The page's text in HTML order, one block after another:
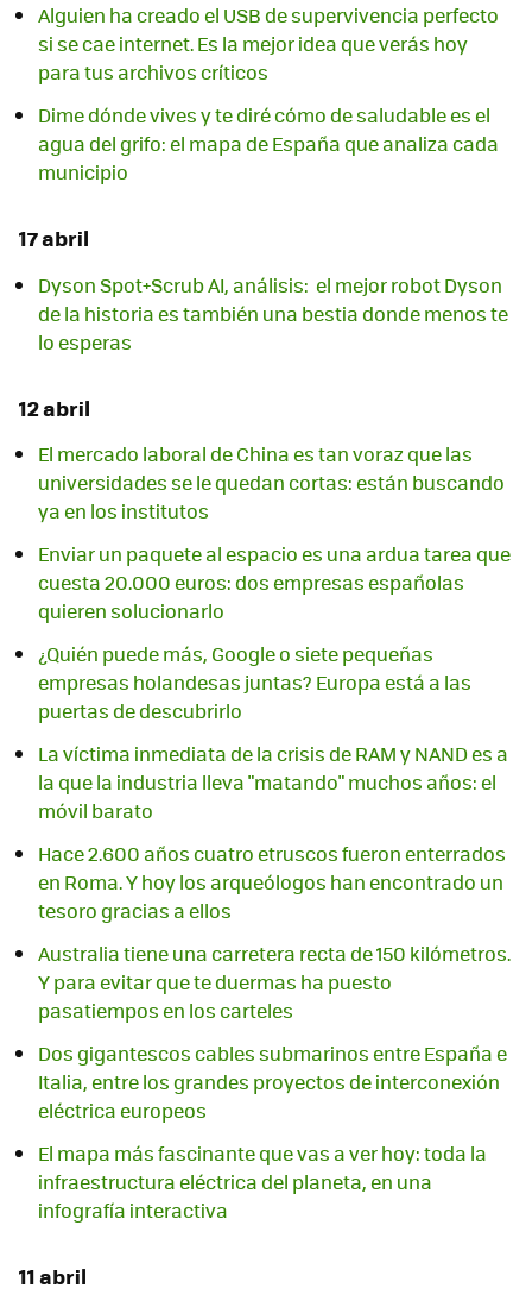
Alguien ha creado el USB de supervivencia perfecto
si se cae internet. Es la mejor idea que verás hoy
para tus archivos críticos
Dime dónde vives y te diré cómo de saludable es el
agua del grifo: el mapa de España que analiza cada
municipio
17 abril
Dyson Spot+Scrub AI, análisis: el mejor robot Dyson
de la historia es también una bestia donde menos te
lo esperas
12 abril
El mercado laboral de China es tan voraz que las
universidades se le quedan cortas: están buscando
ya en los institutos
Enviar un paquete al espacio es una ardua tarea que
cuesta 20.000 euros: dos empresas españolas
quieren solucionarlo
¿Quién puede más, Google o siete pequeñas
empresas holandesas juntas? Europa está a las
puertas de descubrirlo
La víctima inmediata de la crisis de RAM y NAND es a
la que la industria lleva "matando" muchos años: el
móvil barato
Hace 2.600 años cuatro etruscos fueron enterrados
en Roma. Y hoy los arqueólogos han encontrado un
tesoro gracias a ellos
Australia tiene una carretera recta de 150 kilómetros.
Y para evitar que te duermas ha puesto
pasatiempos en los carteles
Dos gigantescos cables submarinos entre España e
Italia, entre los grandes proyectos de interconexión
eléctrica europeos
El mapa más fascinante que vas a ver hoy: toda la
infraestructura eléctrica del planeta, en una
infografía interactiva
11 abril